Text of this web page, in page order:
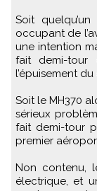
Soit
occupant de
une intention
fait demi-tour
l’épuisement
Soit le MH370
sérieux
fait demi-tour
premier
Non contenu,
électrique, et